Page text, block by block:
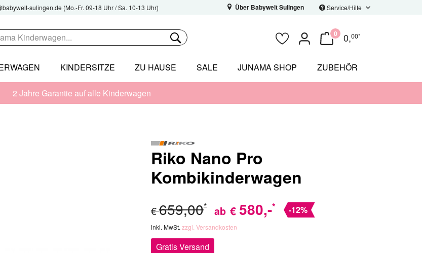
sulingen.de (Mo.-Fr. 09-18 Uhr / Sa. 10-13 Uhr) Über Babywelt Sulingen Service/Hilfe
0 0,00*
KINDERSITZE ZU HAUSE SALE JUNAMA SHOP ZUBEHÖR
2 Jahre Garantie auf alle Kinderwagen
Riko Nano Pro
Kombikinderwagen
€659,00* ab € 580,-* -12%
inkl. MwSt. zzgl. Versandkosten
Gratis Versand